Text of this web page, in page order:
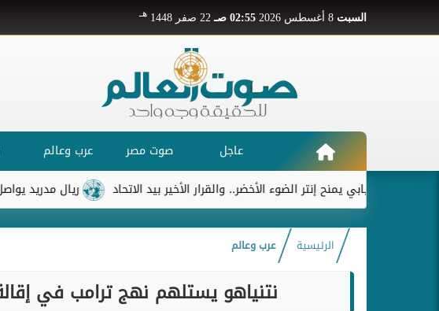
السبت 02:55 صـ 22 صفر 1448 هـ
عاجل صوت مصر عرب وعالم
ريال مدريد يواصل ديابي يمنح إنتر الضوء الأخضر.. والقرار الأخير بيد الاتحاد
الرئيسية عرب وعالم
نتنياهو يستلهم نهج ترامب في